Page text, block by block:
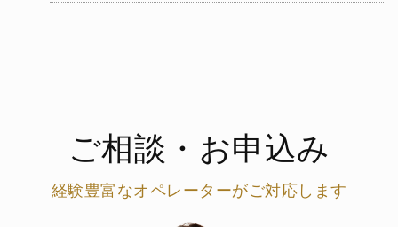
ご相談・お申込み
経験豊富なオペレーターがご対応します